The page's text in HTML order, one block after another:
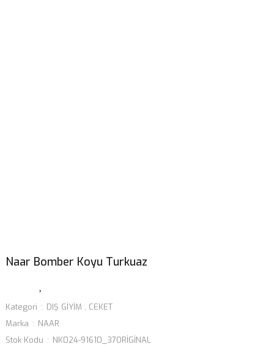
Naar Bomber Koyu Turkuaz
Kategori DIŞ GİYİM , CEKET
Marka
NAAR
Stok Kodu
NK024-91610_37ORİGİNAL